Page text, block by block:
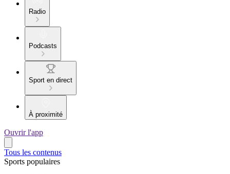
Radio
Podcasts
Sport en direct
À proximité
Ouvrir l'app
Tous les contenus
Sports populaires